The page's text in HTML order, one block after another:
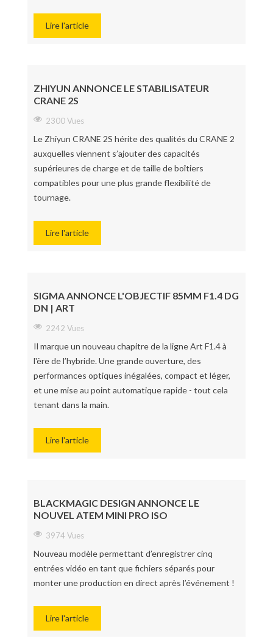
Lire l'article
ZHIYUN ANNONCE LE STABILISATEUR
CRANE 2S
2300 Vues
Le Zhiyun CRANE 2S hérite des qualités du CRANE 2
auxquelles viennent s’ajouter des capacités
supérieures de charge et de taille de boîtiers
compatibles pour une plus grande flexibilité de
tournage.
Lire l'article
SIGMA ANNONCE L'OBJECTIF 85MM F1.4 DG
DN | ART
2242 Vues
Il marque un nouveau chapitre de la ligne Art F1.4 à
l'ère de l’hybride. Une grande ouverture, des
performances optiques inégalées, compact et léger,
et une mise au point automatique rapide - tout cela
tenant dans la main.
Lire l'article
BLACKMAGIC DESIGN ANNONCE LE
NOUVEL ATEM MINI PRO ISO
3974 Vues
Nouveau modèle permettant d’enregistrer cinq
entrées vidéo en tant que fichiers séparés pour
monter une production en direct après l’événement !
Lire l'article